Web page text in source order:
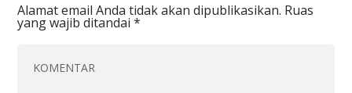
Alamat email Anda tidak akan dipublikasikan. Ruas
yang wajib ditandai*